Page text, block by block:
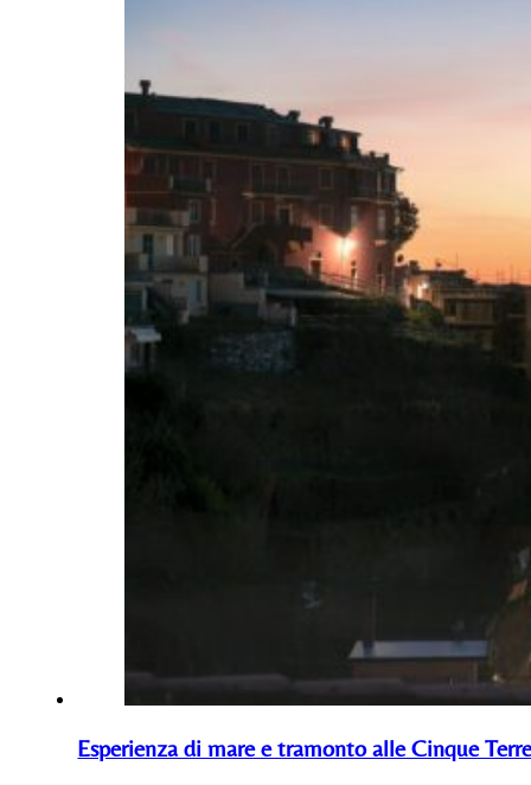
Esperienza di mare e tramonto alle Cinque